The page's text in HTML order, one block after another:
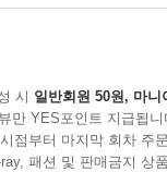
시 일반회원 50원, 마니
만 YES포인트 지급됩니
점부터 마지막 회차 주
패션 및 판매금지 상